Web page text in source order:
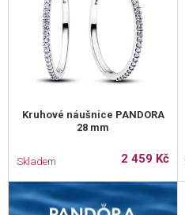
Kruhové náušnice PANDORA
28 mm
Skladem 2 459 Kč